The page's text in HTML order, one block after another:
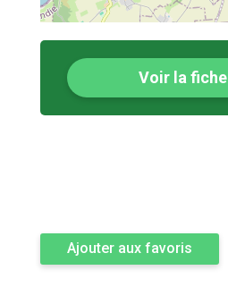
Voir la fiche
Ajouter aux favoris